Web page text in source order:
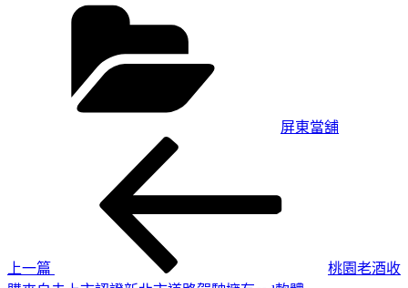
屏東當舖
上一篇
桃園老酒收